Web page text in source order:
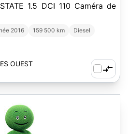
1.5 DCI 110 Caméra de
2016 159 500 km
Diesel
OUEST